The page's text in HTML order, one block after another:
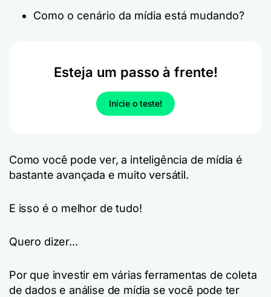
Como o cenário da mídia está mudando?
Esteja um passo à frente!
Inicie o teste!
Como você pode ver, a inteligência de mídia é
bastante avançada e muito versátil.
E isso é o melhor de tudo!
Quero dizer...
Por que investir em várias ferramentas de coleta
de dados e análise de mídia se você pode ter